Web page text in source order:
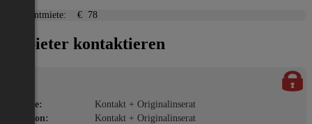
Gesamtmiete: € 78
Anbieter kontaktieren
Name:
Kontakt + Originalinserat
Telefon:
Kontakt + Originalinserat